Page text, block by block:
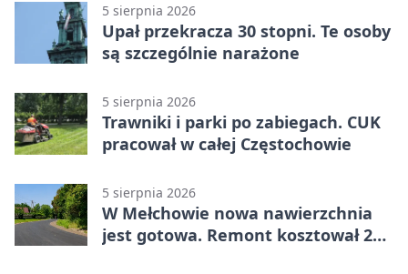
5 sierpnia 2026
Upał przekracza 30 stopni. Te osoby
są szczególnie narażone
5 sierpnia 2026
Trawniki i parki po zabiegach. CUK
pracował w całej Częstochowie
5 sierpnia 2026
W Mełchowie nowa nawierzchnia
jest gotowa. Remont kosztował 222